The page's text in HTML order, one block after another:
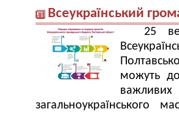
Всеукраїнський
25
можуть
загальноукраїнського